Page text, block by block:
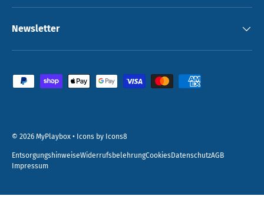
Newsletter
Zahlungsmethoden
© 2026 MyPlaybox • Icons by Icons8
EntsorgungshinweiseWiderrufsbelehrungCookiesDatenschutzAGB
Impressum